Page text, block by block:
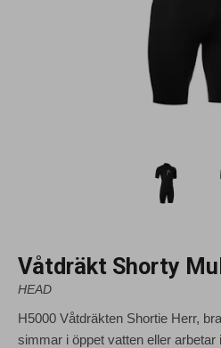
Våtdräkt Shorty
HEAD
H5000 Våtdräkten Shortie Herr,
simmar i öppet vatten eller